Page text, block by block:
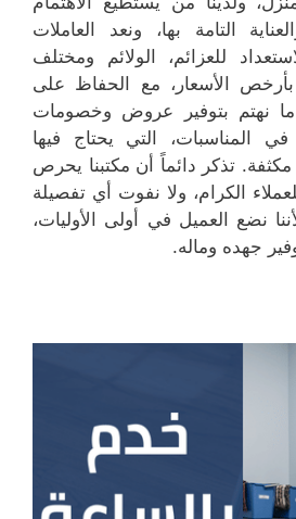
التامة بها، ونعد العاملات
للعزائم، الولائم ومختلف
بأرخص الأسعار، مع الحفاظ على
ما نهتم بتوفير عروض وخصومات
المناسبات، التي يحتاج فيها
مكثفة. تذكر دائماً أن مكتبنا يحرص
الكرام، ولا نفوت أي تفصيلة
نضع العميل في أولى الأوليات،
جهده وماله.